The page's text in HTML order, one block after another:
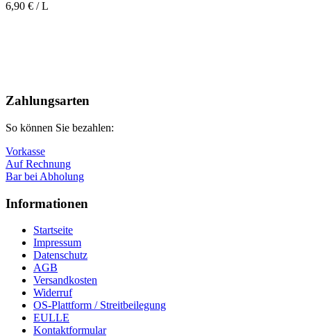
6,90 € / L
oben
Zahlungsarten
So können Sie bezahlen:
Vorkasse
Auf Rechnung
Bar bei Abholung
Informationen
Startseite
Impressum
Datenschutz
AGB
Versandkosten
Widerruf
OS-Plattform / Streitbeilegung
EULLE
Kontaktformular